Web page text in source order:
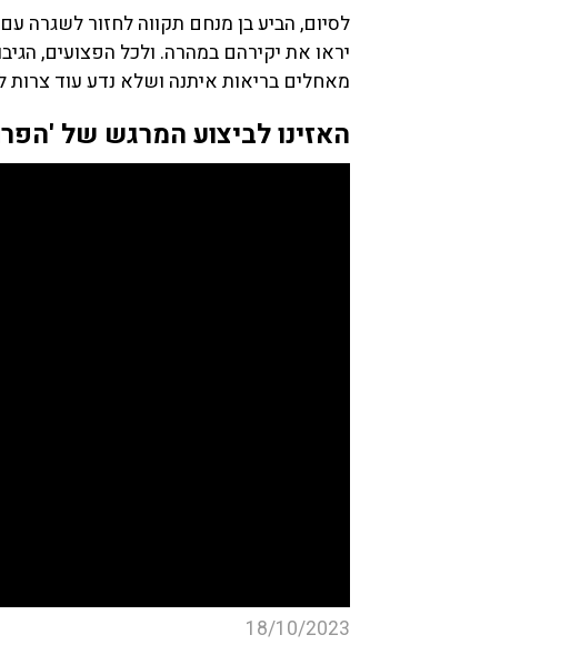
לסיום, הביע בן מנחם תקווה לחזור
יראו את יקירהם במהרה. ולכל הפצועים,
מאחלים בריאות איתנה ושלא נדע עוד צרות
האזינו לביצוע המרגש של
18/10/2023